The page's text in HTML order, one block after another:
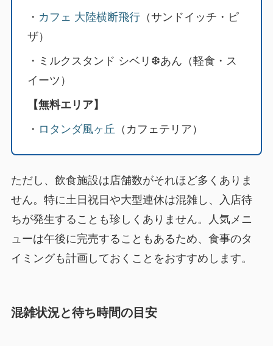
・ カフェ 大陸横断飛行（サンドイッチ・ピ
ザ）
・ミルクスタンド シベリ❆あん（軽食・ス
イーツ）
【無料エリア】
・ ロタンダ風ヶ丘 （カフェテリア）
ただし、飲食施設は店舗数がそれほど多くありま
せん。特に土日祝日や大型連休は混雑し、入店待
ちが発生することも珍しくありません。人気メニ
ューは午後に完売することもあるため、食事のタ
イミングも計画しておくことをおすすめします。
混雑状況と待ち時間の目安